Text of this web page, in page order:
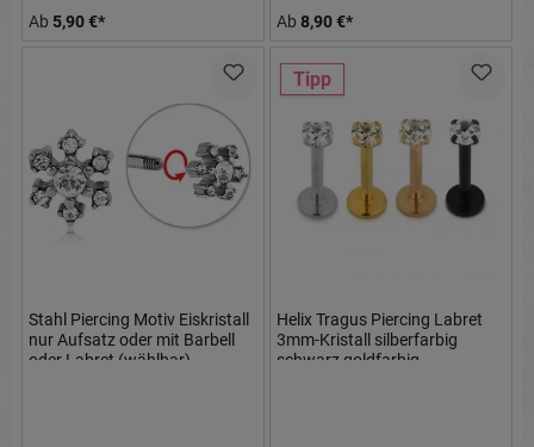
Ab 5,90 €* Ab 8,90 €*
Stahl Piercing Motiv Eiskristall
nur Aufsatz oder mit Barbell
oder Labret (wählbar)
Tipp
Helix Tragus Piercing Labret
3mm-Kristall silberfarbig
schwarz goldfarbig